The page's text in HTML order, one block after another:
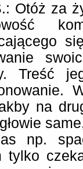
Otóż za
Treść
na
np.
tylko